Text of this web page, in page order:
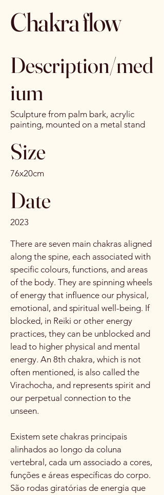
Chakra flow
Description/med
ium
Sculpture from palm bark, acrylic
painting, mounted on a metal stand
Size
76x20cm
Date
2023
There are seven main chakras aligned
along the spine, each associated with
specific colours, functions, and areas
of the body. They are spinning wheels
of energy that influence our physical,
emotional, and spiritual well-being. If
blocked, in Reiki or other energy
practices, they can be unblocked and
lead to higher physical and mental
energy. An 8th chakra, which is not
often mentioned, is also called the
Virachocha, and represents spirit and
our perpetual connection to the
unseen.
Existem sete chakras principais
alinhados ao longo da coluna
vertebral, cada um associado a cores,
funções e áreas específicas do corpo.
São rodas giratórias de energia que